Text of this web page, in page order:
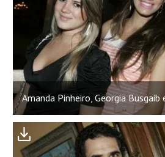
Amanda Pinheiro, Georgia